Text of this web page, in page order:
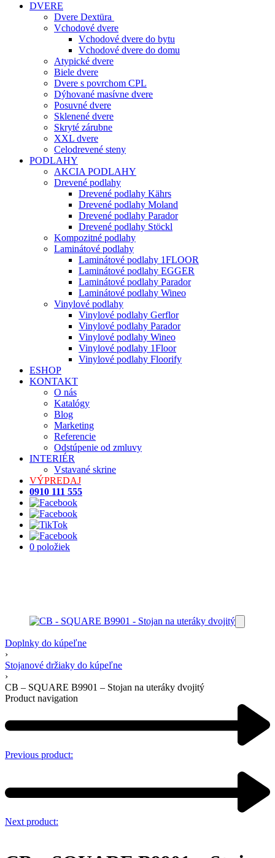
DVERE
Dvere Dextüra
Vchodové dvere
Vchodové dvere do bytu
Vchodové dvere do domu
Atypické dvere
Biele dvere
Dvere s povrchom CPL
Dýhované masívne dvere
Posuvné dvere
Sklenené dvere
Skryté zárubne
XXL dvere
Celodrevené steny
PODLAHY
AKCIA PODLAHY
Drevené podlahy
Drevené podlahy Kährs
Drevené podlahy Moland
Drevené podlahy Parador
Drevené podlahy Stöckl
Kompozitné podlahy
Laminátové podlahy
Laminátové podlahy 1FLOOR
Laminátové podlahy EGGER
Laminátové podlahy Parador
Laminátové podlahy Wineo
Vinylové podlahy
Vinylové podlahy Gerflor
Vinylové podlahy Parador
Vinylové podlahy Wineo
Vinylové podlahy 1Floor
Vinylové podlahy Floorify
ESHOP
KONTAKT
O nás
Katalógy
Blog
Marketing
Referencie
Odstúpenie od zmluvy
INTERIÉR
Vstavané skrine
VÝPREDAJ
0910 111 555
0 položiek
Doplnky do kúpeľne
›
Stojanové držiaky do kúpeľne
›
CB – SQUARE B9901 – Stojan na uteráky dvojitý
Product navigation
Previous product:
Next product: